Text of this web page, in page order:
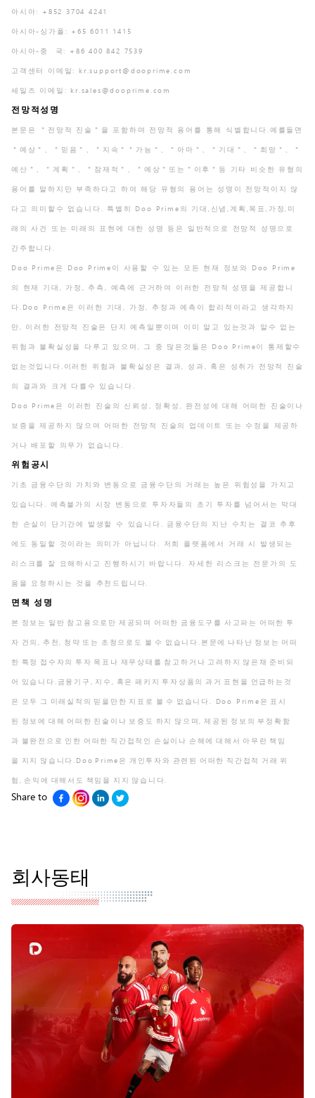
아시아: +852 3704 4241
아시아-싱가폴: +65 6011 1415
아시아-중 국: +86 400 842 7539
고객센터 이메일: kr.support@dooprime.com
세일즈 이메일: kr.sales@dooprime.com
전망적성명
본문은 ＂전망적 진술＂을 포함하며 전망적 용어를 통해 식별합니다.예를들면
＂예상＂、＂믿음＂、＂지속＂＂가능＂、＂아마＂、＂기대＂、＂희망＂、＂
예산＂、＂계획＂、＂잠재적＂、＂예상＂또는＂이후＂등 기타 비슷한 유형의
용어를 말하지만 부족하다고 하여 해당 유형의 용어는 성명이 전망적이지 않
다고 의미할수 없습니다. 특별히 Doo Prime의 기대,신념,계획,목표,가정,미
래의 사건 또는 미래의 표현에 대한 성명 등은 일반적으로 전망적 성명으로
간주합니다.
Doo Prime은 Doo Prime이 사용할 수 있는 모든 현재 정보와 Doo Prime
의 현재 기대, 가정, 추측, 예측에 근거하여 이러한 전망적 성명을 제공합니
다.Doo Prime은 이러한 기대, 가정, 추정과 예측이 합리적이라고 생각하지
만, 이러한 전망적 진술은 단지 예측일뿐이며 이미 알고 있는것과 알수 없는
위험과 불확실성을 다루고 있으며, 그 중 많은것들은 Doo Prime이 통제할수
없는것입니다.이러한 위험과 불확실성은 결과, 성과, 혹은 성취가 전망적 진술
의 결과와 크게 다를수 있습니다.
Doo Prime은 이러한 진술의 신뢰성, 정확성, 완전성에 대해 어떠한 진술이나
보증을 제공하지 않으며 어떠한 전망적 진술의 업데이트 또는 수정을 제공하
거나 배포할 의무가 없습니다.
위험공시
기초 금융수단의 가치와 변동으로 금융수단의 거래는 높은 위험성을 가지고
있습니다. 예측불가의 시장 변동으로 투자자들의 초기 투자를 넘어서는 막대
한 손실이 단기간에 발생할 수 있습니다. 금융수단의 지난 수치는 결코 추후
에도 동일할 것이라는 의미가 아닙니다. 저희 플랫폼에서 거래 시 발생되는
리스크를 잘 요해하시고 진행하시기 바랍니다. 자세한 리스크는 전문가의 도
움을 요청하시는 것을 추천드립니다.
면책 성명
본 정보는 일반 참고용으로만 제공되며 어떠한 금융도구를 사고파는 어떠한 투
자 건의, 추천, 청약 또는 초청으로도 볼 수 없습니다.본문에 나타난 정보는 어떠
한 특정 접수자의 투자 목표나 재무상태를 참고하거나 고려하지 않은채 준비되
어 있습니다.금융기구, 지수, 혹은 패키지 투자상품의 과거 표현을 언급하는것
은 모두 그 미래실적의 믿을만한 지표로 볼 수 없습니다. Doo Prime은 표시
된 정보에 대해 어떠한 진술이나 보증도 하지 않으며, 제공된 정보의 부정확함
과 불완전으로 인한 어떠한 직간접적인 손실이나 손해에 대해서 아무런 책임
을 지지 않습니다.Doo Prime은 개인투자와 관련된 어떠한 직간접적 거래 위
험, 손익에 대해서도 책임을 지지 않습니다.
Share to
회사동태